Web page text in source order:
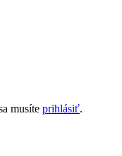
musíte prihlásiť.